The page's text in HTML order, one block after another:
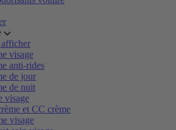
visage
anti-rides
de jour
de nuit
visage
et CC crème
visage